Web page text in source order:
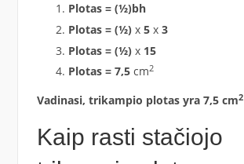
Plotas = (½)bh
Plotas = (½) x5 x3
Plotas = (½) x15
Plotas = 7,5 cm2
Vadinasi, trikampio plotas yra 7,5 cm2
Kaip rasti stačiojo